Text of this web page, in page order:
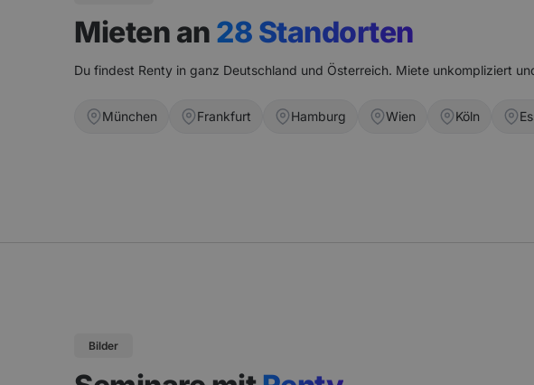
Mieten an 28 Standorten
Du findest Renty in ganz Deutschland und Österreich. Miete unkompliziert
München Frankfurt Hamburg Wien Köln
Bilder